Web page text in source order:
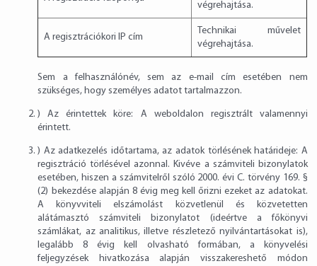
végrehajtása.
A regisztrációkori IP cím
Technikai művelet
végrehajtása.
Sem a felhasználónév, sem az e-mail cím esetében nem
szükséges, hogy személyes adatot tartalmazzon.
) Az érintettek köre: A weboldalon regisztrált valamennyi
érintett.
) Az adatkezelés időtartama, az adatok törlésének határideje: A
regisztráció törlésével azonnal. Kivéve a számviteli bizonylatok
esetében, hiszen a számvitelről szóló 2000. évi C. törvény 169. §
(2) bekezdése alapján 8 évig meg kell őrizni ezeket az adatokat.
A könyvviteli elszámolást közvetlenül és közvetetten
alátámasztó számviteli bizonylatot (ideértve a főkönyvi
számlákat, az analitikus, illetve részletező nyilvántartásokat is),
legalább 8 évig kell olvasható formában, a könyvelési
feljegyzések hivatkozása alapján visszakereshető módon